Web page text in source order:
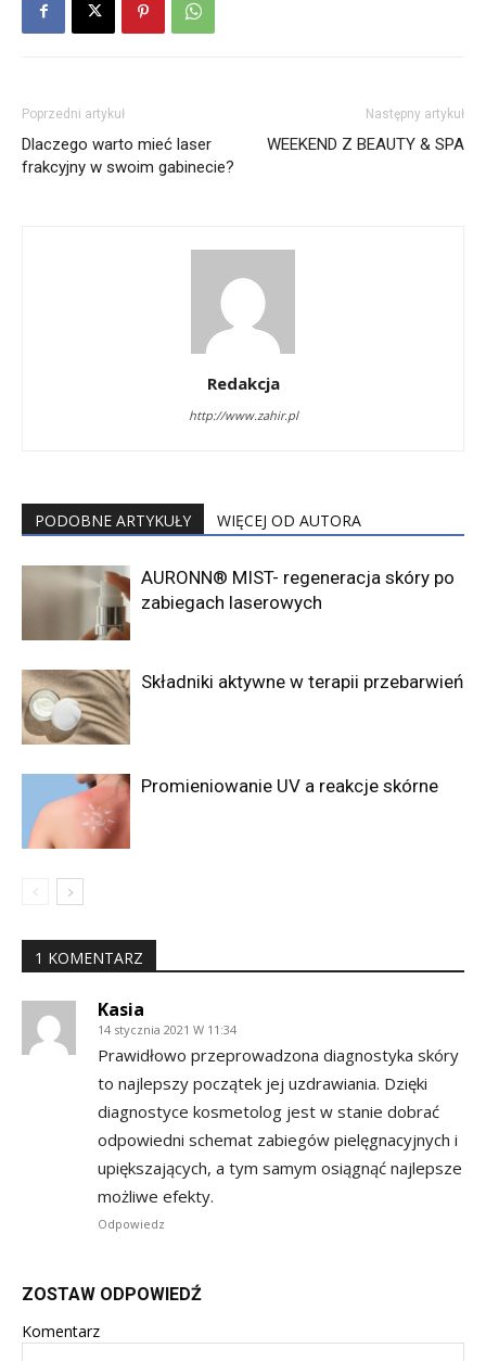
Poprzedni artykuł
Dlaczego warto mieć laser
frakcyjny w swoim gabinecie?
Następny artykuł
WEEKEND Z BEAUTY & SPA
Redakcja
http://www.zahir.pl
PODOBNE ARTYKUŁY WIĘCEJ OD AUTORA
AURONN® MIST- regeneracja skóry po
zabiegach laserowych
Składniki aktywne w terapii przebarwień
Promieniowanie UV a reakcje skórne
1 KOMENTARZ
Kasia
14 stycznia 2021 W 11:34
Prawidłowo przeprowadzona diagnostyka skóry
to najlepszy początek jej uzdrawiania. Dzięki
diagnostyce kosmetolog jest w stanie dobrać
odpowiedni schemat zabiegów pielęgnacyjnych i
upiększających, a tym samym osiągnąć najlepsze
możliwe efekty.
Odpowiedz
ZOSTAW ODPOWIEDŹ
Komentarz